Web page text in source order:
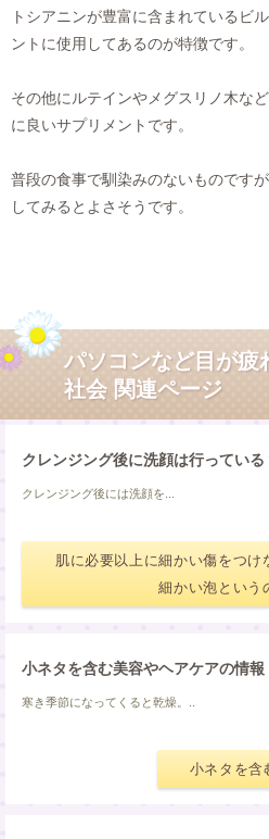
トシアニンが豊富に含まれているビ
ントに使用してあるのが特徴です。
その他にルテインやメグスリノ木な
に良いサプリメントです。
普段の食事で馴染みのないものです
してみるとよさそうです。
パソコンなど目が疲
社会 関連ページ
クレンジング後に洗顔は行っている
クレンジング後には洗顔を...
肌に必要以上に細かい傷をつけ
細かい泡という
小ネタを含む美容やヘアケアの情報
寒き季節になってくると乾燥。..
小ネタを含